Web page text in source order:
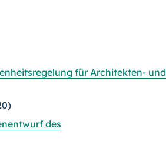
für Architekten- und
des